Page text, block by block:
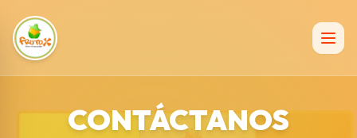
CONTÁCTANOS